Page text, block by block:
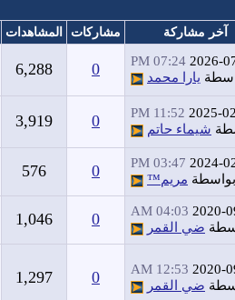
آخر مشاركة مشاركات المشاهدات
2026-
07:24 PM
يارا محمد 0
6,288
2025-
11:52 PM
شيماء حاتم 0
3,919
2024-
03:47 PM
بواسطة مريم™ 0
576
2020-
04:03 AM
ضي القمر 0
1,046
2020-
12:53 AM
ضي القمر 0
1,297